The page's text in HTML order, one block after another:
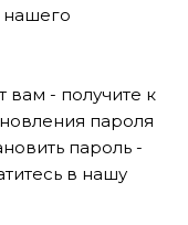
нашего
вам - получите к
пароля
пароль -
в нашу